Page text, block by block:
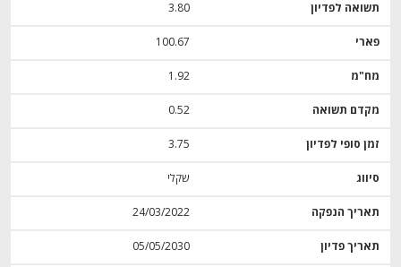
תשואה לפדיון 3.80
פארי 100.67
מח"מ 1.92
מקדם תשואה 0.52
זמן סופי לפדיון 3.75
סיווג שקלי
תאריך הנפקה 24/03/2022
תאריך פדיון 05/05/2030